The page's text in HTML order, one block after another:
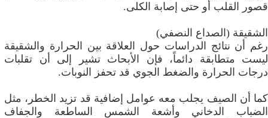
قصور القلب أو حتى إصابة الكلى.
الشقيقة (الصداع النصفي)
رغم أن نتائج الدراسات حول العلاقة بين الحرارة والشقيقة
ليست متطابقة دائماً، فإن الأبحاث تشير إلى أن تقلبات
درجات الحرارة والضغط الجوي قد تحفز النوبات.
كما أن الصيف يجلب معه عوامل إضافية قد تزيد الخطر، مثل
الضباب الدخاني وأشعة الشمس الساطعة والجفاف